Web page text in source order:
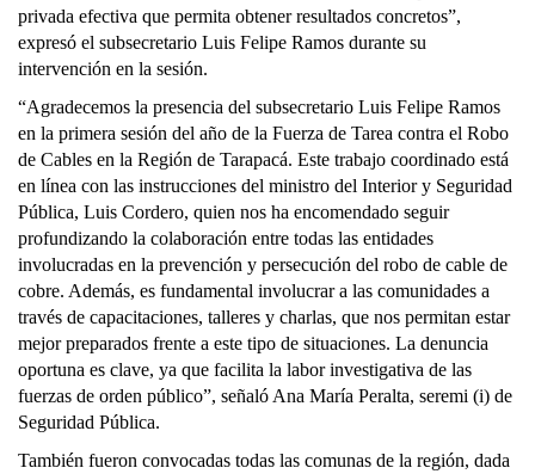
privada efectiva que permita obtener resultados concretos”,
expresó el subsecretario Luis Felipe Ramos durante su
intervención en la sesión.
“Agradecemos la presencia del subsecretario Luis Felipe Ramos
en la primera sesión del año de la Fuerza de Tarea contra el Robo
de Cables en la Región de Tarapacá. Este trabajo coordinado está
en línea con las instrucciones del ministro del Interior y Seguridad
Pública, Luis Cordero, quien nos ha encomendado seguir
profundizando la colaboración entre todas las entidades
involucradas en la prevención y persecución del robo de cable de
cobre. Además, es fundamental involucrar a las comunidades a
través de capacitaciones, talleres y charlas, que nos permitan estar
mejor preparados frente a este tipo de situaciones. La denuncia
oportuna es clave, ya que facilita la labor investigativa de las
fuerzas de orden público”, señaló Ana María Peralta, seremi (i) de
Seguridad Pública.
También fueron convocadas todas las comunas de la región, dada